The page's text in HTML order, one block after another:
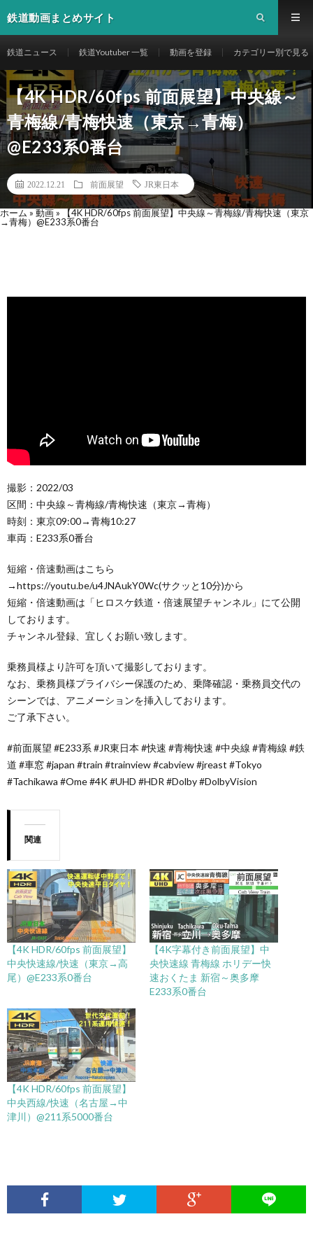
鉄道動画まとめサイト
鉄道ニュース 鉄道Youtuber 一覧 動画を登録 カテゴリー別で見る
【4K HDR/60fps 前面展望】中央線～
青梅線/青梅快速（東京→青梅）
@E233系0番台
2022.12.21 前面展望 JR東日本
ホーム » 動画 » 【4K HDR/60fps 前面展望】中央線～青梅線/青梅快速（東京
→青梅）@E233系0番台
撮影：2022/03
区間：中央線～青梅線/青梅快速（東京→青梅）
時刻：東京09:00→青梅10:27
車両：E233系0番台
短縮・倍速動画はこちら
→https://youtu.be/u4JNAukY0Wc(サクッと10分)から
短縮・倍速動画は「ヒロスケ鉄道・倍速展望チャンネル」にて公開
しております。
チャンネル登録、宜しくお願い致します。
乗務員様より許可を頂いて撮影しております。
なお、乗務員様プライバシー保護のため、乗降確認・乗務員交代の
シーンでは、アニメーションを挿入しております。
ご了承下さい。
#前面展望 #E233系 #JR東日本 #快速 #青梅快速 #中央線 #青梅線 #鉄
道 #車窓 #japan #train #trainview #cabview #jreast #Tokyo
#Tachikawa #Ome #4K #UHD #HDR #Dolby #DolbyVision
関連
【4K HDR/60fps 前面展望】
中央快速線/快速（東京→高
尾）@E233系0番台
【4K字幕付き前面展望】中
央快速線 青梅線 ホリデー快
速おくたま 新宿～奥多摩
E233系0番台
【4K HDR/60fps 前面展望】
中央西線/快速（名古屋→中
津川）@211系5000番台